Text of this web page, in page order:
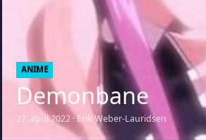
ANIME
Demonbane
27. april 2022 · Erik Weber-Lauridsen